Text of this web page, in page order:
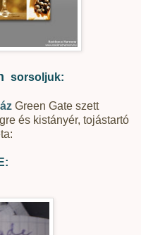
sorsoljuk:
Green Gate szett
és kistányér, tojástartó